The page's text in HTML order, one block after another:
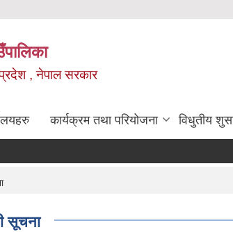
, नेपाल सरकार
कार्यक्रम तथा परियोजना विधुतीय
सूचना